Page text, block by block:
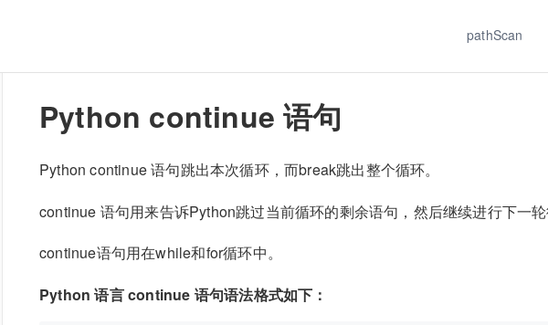
pathScan
Python continue 语句
Python continue 语句跳出本次循环，而break跳出整个循环。
continue 语句用来告诉Python跳过当前循环的剩余语句，然后继续进行下一轮
continue语句用在while和for循环中。
Python 语言 continue 语句语法格式如下：